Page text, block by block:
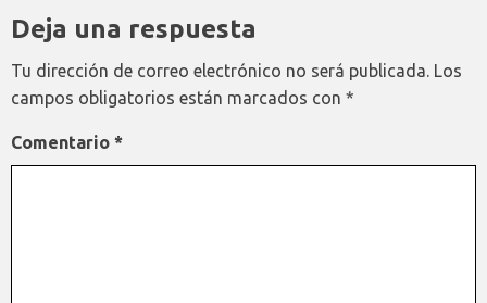
Deja una respuesta
Tu dirección de correo electrónico no será publicada. Los
campos obligatorios están marcados con *
Comentario *